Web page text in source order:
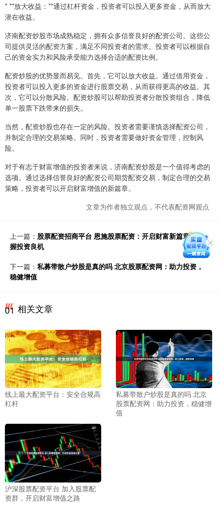
* **放大收益：**通过杠杆资金，投资者可以投入更多资金，从而放大
潜在收益。
济南配资炒股市场成熟稳定，拥有众多信誉良好的配资公司。这些公
司提供灵活的配资方案，满足不同投资者的需求。投资者可以根据自
己的资金实力和风险承受能力选择合适的配资比例。
配资炒股的优势显而易见。首先，它可以放大收益。通过借用资金，
投资者可以投入更多的资金进行股票交易，从而获得更高的收益。其
次，它可以分散风险。配资炒股可以帮助投资者分散投资组合，降低
单一股票下跌带来的损失。
当然，配资炒股也存在一定的风险。投资者需要谨慎选择配资公司，
并制定合理的交易策略。同时，投资者需要做好资金管理，控制风
险。
对于有志于财富增值的投资者来说，济南配资炒股是一个值得考虑的
选项。通过选择信誉良好的配资公司期货配资交易，制定合理的交易
策略，投资者可以开启财富增值的新篇章。
文章为作者独立观点，不代表配资网观点
上一篇： 股票配资招商平台 恩施股票配资：开启财富新篇章，把
握投资良机
下一篇： 私募带散户炒股是真的吗 北京股票配资网：助力投资，
稳健增值
01 相关文章
线上最大配资平台：安全合规高
杠杆
私募带散户炒股是真的吗 北京
股票配资网：助力投资，稳健增
值
沪深股票配资平台 加入股票配
资群，开启财富增值之路